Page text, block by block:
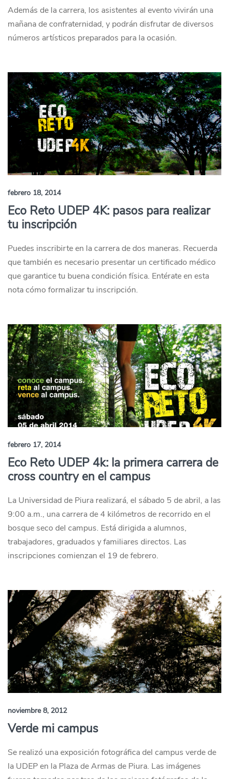
Además de la carrera, los asistentes al evento vivirán una
mañana de confraternidad, y podrán disfrutar de diversos
números artísticos preparados para la ocasión.
febrero 18, 2014
Eco Reto UDEP 4K: pasos para realizar
tu inscripción
Puedes inscribirte en la carrera de dos maneras. Recuerda
que también es necesario presentar un certificado médico
que garantice tu buena condición física. Entérate en esta
nota cómo formalizar tu inscripción.
febrero 17, 2014
Eco Reto UDEP 4k: la primera carrera de
cross country en el campus
La Universidad de Piura realizará, el sábado 5 de abril, a las
9:00 a.m., una carrera de 4 kilómetros de recorrido en el
bosque seco del campus. Está dirigida a alumnos,
trabajadores, graduados y familiares directos. Las
inscripciones comienzan el 19 de febrero.
noviembre 8, 2012
Verde mi campus
Se realizó una exposición fotográfica del campus verde de
la UDEP en la Plaza de Armas de Piura. Las imágenes